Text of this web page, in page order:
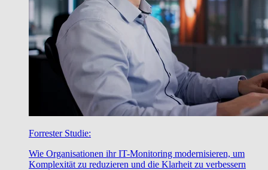
Forrester Studie:
Wie Organisationen ihr IT-Monitoring modernisieren, um
Komplexität zu reduzieren und die Klarheit zu verbessern